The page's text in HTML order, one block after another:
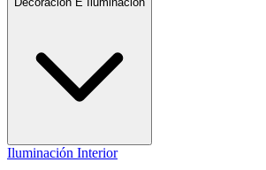
Iluminación Interior